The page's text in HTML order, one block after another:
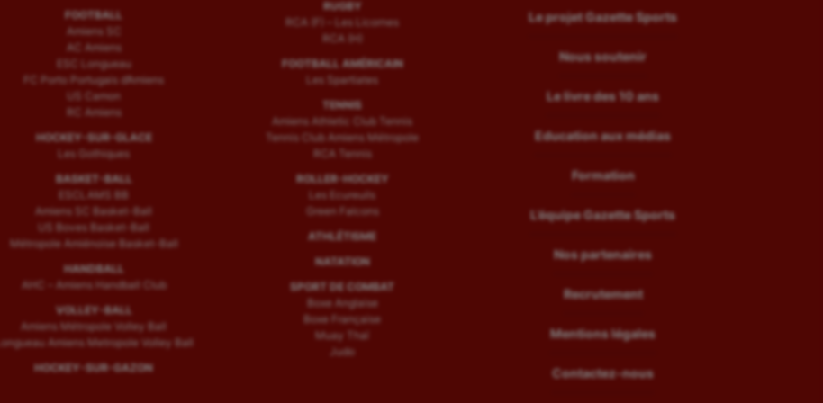
FOOTBALL
Amiens SC
AC Amiens
ESC Longueau
FC Porto Portugais d’Amiens
US Camon
RC Amiens
HOCKEY-SUR-GLACE
Les Gothiques
BASKET-BALL
ESCLAMS BB
Amiens SC Basket-Ball
US Boves Basket-Ball
Métropole Amiénoise Basket-Ball
HANDBALL
AHC – Amiens Handball Club
VOLLEY-BALL
Amiens Métropole Volley Ball
Longueau Amiens Metropole Volley Ball
HOCKEY-SUR-GAZON
RUGBY
RCA (F) – Les Licornes
RCA (H)
FOOTBALL AMÉRICAIN
Les Spartiates
TENNIS
Amiens Athletic Club Tennis
Tennis Club Amiens Métropole
RCA Tennis
ROLLER-HOCKEY
Les Ecureuils
Green Falcons
ATHLÉTISME
NATATION
SPORT DE COMBAT
Boxe Anglaise
Boxe Française
Muay Thaï
Judo
Le projet Gazette Sports
Nous soutenir
Le livre des 10 ans
Education aux médias
Formation
L’équipe Gazette Sports
Nos partenaires
Recrutement
Mentions légales
Contactez-nous